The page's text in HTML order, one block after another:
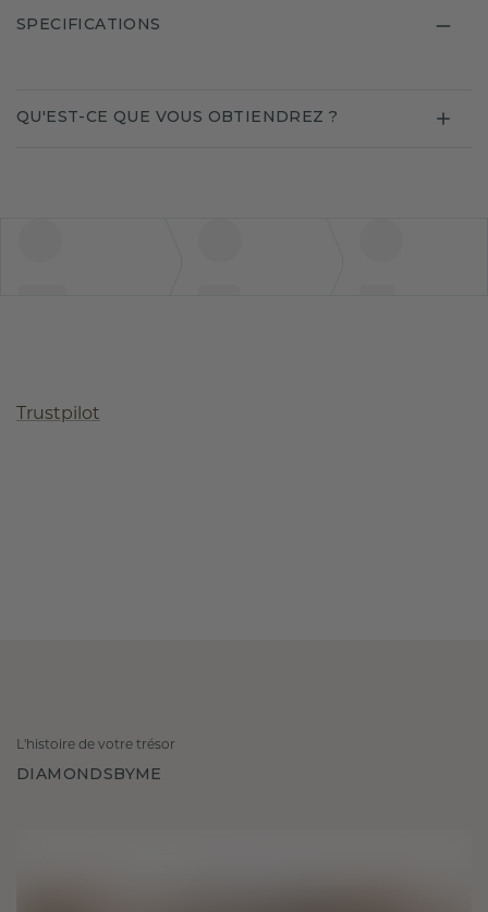
SPECIFICATIONS
QU'EST-CE QUE VOUS OBTIENDREZ ?
Trustpilot
L'histoire de votre trésor
DIAMONDSBYME